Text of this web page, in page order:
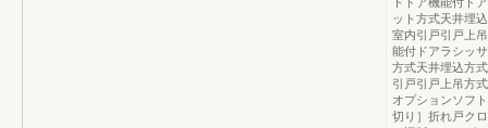
ット方式天井埋
室内引戸引戸上
能付ドアラシッ
方式天井埋込方
引戸引戸上吊方
オプションソフ
切り］折れ戸ク